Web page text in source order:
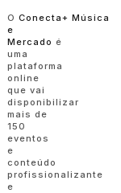
OConecta+ Música
e
Mercado é
uma
plataforma
online
que vai
disponibilizar
mais de
150
eventos
e
conteúdo
profissionalizante
e